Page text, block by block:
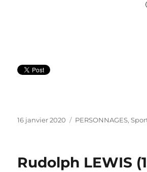
Publié
16 janvier 2020 Catégories
PERSONNAGES,
Rudolph LEWIS